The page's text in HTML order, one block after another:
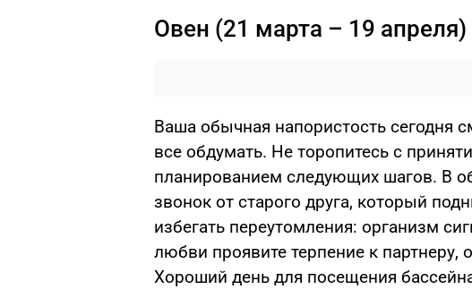
Овен (21 марта – 19 апреля)
Ваша обычная напористость сегодня
все обдумать. Не торопитесь с
планированием следующих шагов. В
звонок от старого друга, который
избегать переутомления: организм
любви проявите терпение к партнеру,
Хороший день для посещения